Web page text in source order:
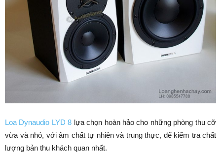
Loa Dynaudio LYD 8 lựa chọn hoàn hảo cho những phòng thu cỡ
vừa và nhỏ, với âm chất tự nhiên và trung thực, để kiểm tra chất
lượng bản thu khách quan nhất.